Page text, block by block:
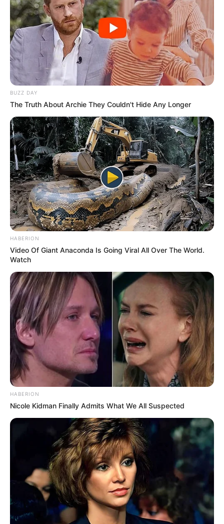
BUZZ DAY
The Truth About Archie They Couldn't Hide Any Longer
HABERION
Video Of Giant Anaconda Is Going Viral All Over The World.
Watch
HABERION
Nicole Kidman Finally Admits What We All Suspected